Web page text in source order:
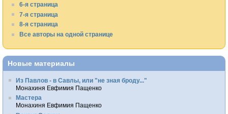
6-я страница
7-я страница
8-я страница
Все авторы на одной странице
Новые материалы
Из Павлов - в Савлы, или "не зная броду..."
Монахиня Евфимия Пащенко
Мастера
Монахиня Евфимия Пащенко